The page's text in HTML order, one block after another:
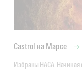
Castrol на Марсе
Избраны НАСА. Начиная